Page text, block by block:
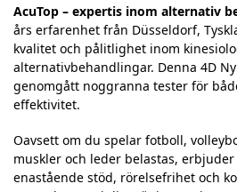
AcuTop – expertis inom alternativ
års erfarenhet från Düsseldorf,
kvalitet och pålitlighet inom
alternativbehandlingar. Denna 4D
genomgått noggranna tester för
effektivitet.
Oavsett om du spelar fotboll,
muskler och leder belastas, erbjuder
enastående stöd, rörelsefrihet och